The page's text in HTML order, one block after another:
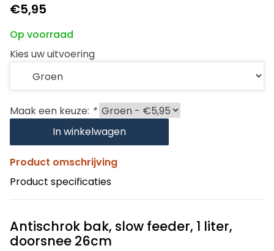
€5,95
Op voorraad
Kies uw uitvoering
Maak een keuze: *
In winkelwagen
Product omschrijving
Product specificaties
Antischrok bak, slow feeder, 1 liter,
doorsnee 26cm